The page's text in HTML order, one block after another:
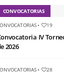
CONVOCATORIAS
• 19
IV
2026
• 28